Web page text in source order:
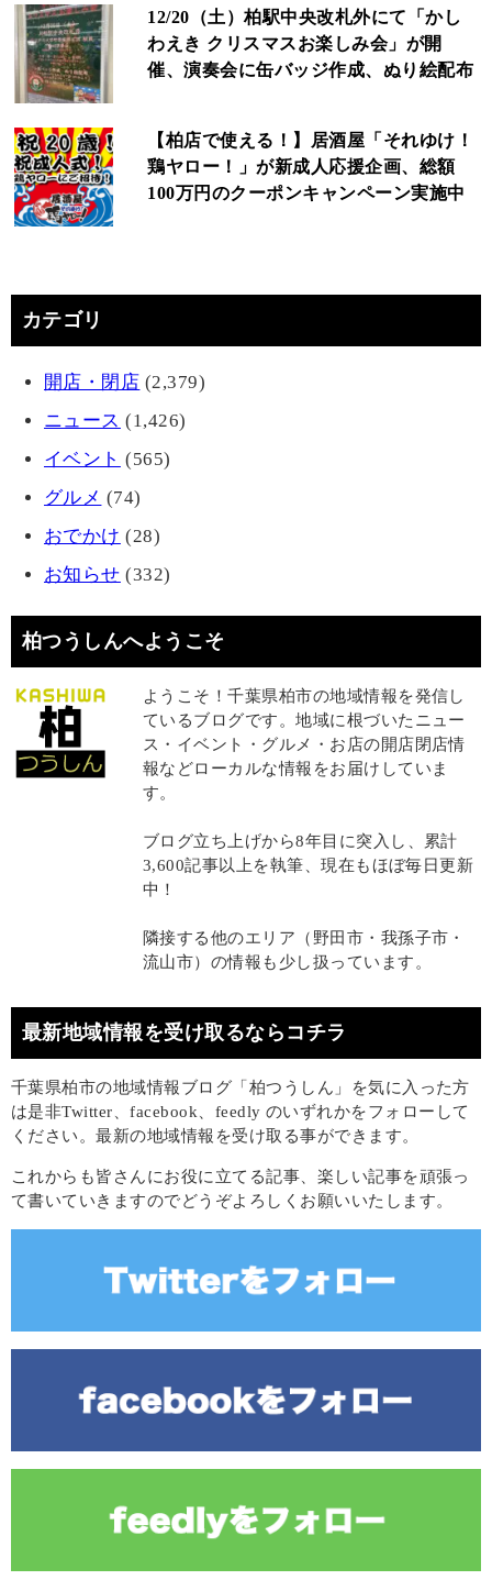
12/20（土）柏駅中央改札外にて「かし
わえき クリスマスお楽しみ会」が開
催、演奏会に缶バッジ作成、ぬり絵配布
【柏店で使える！】居酒屋「それゆけ！
鶏ヤロー！」が新成人応援企画、総額
100万円のクーポンキャンペーン実施中
カテゴリ
開店・閉店 (2,379)
ニュース (1,426)
イベント (565)
グルメ (74)
おでかけ (28)
お知らせ (332)
柏つうしんへようこそ
ようこそ！千葉県柏市の地域情報を発信し
ているブログです。地域に根づいたニュー
ス・イベント・グルメ・お店の開店閉店情
報などローカルな情報をお届けしていま
す。
ブログ立ち上げから8年目に突入し、累計
3,600記事以上を執筆、現在もほぼ毎日更新
中！
隣接する他のエリア（野田市・我孫子市・
流山市）の情報も少し扱っています。
最新地域情報を受け取るならコチラ
千葉県柏市の地域情報ブログ「柏つうしん」を気に入った方
は是非Twitter、facebook、feedly のいずれかをフォローして
ください。最新の地域情報を受け取る事ができます。
これからも皆さんにお役に立てる記事、楽しい記事を頑張っ
て書いていきますのでどうぞよろしくお願いいたします。